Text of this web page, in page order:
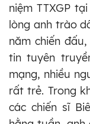
niệm TTXGP
lòng anh trào
năm chiến
tin tuyên
mạng, nhiều
rất trẻ. Trong
các chiến sĩ